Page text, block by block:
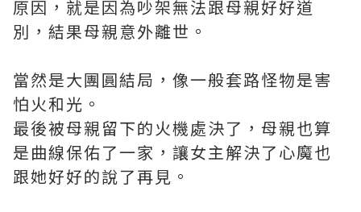
原因，就是因為吵架無法跟母親好好道
別，結果母親意外離世。
當然是大團圓結局，像一般套路怪物是害
怕火和光。
最後被母親留下的火機處決了，母親也算
是曲線保佑了一家，讓女主解決了心魔也
跟她好好的說了再見。